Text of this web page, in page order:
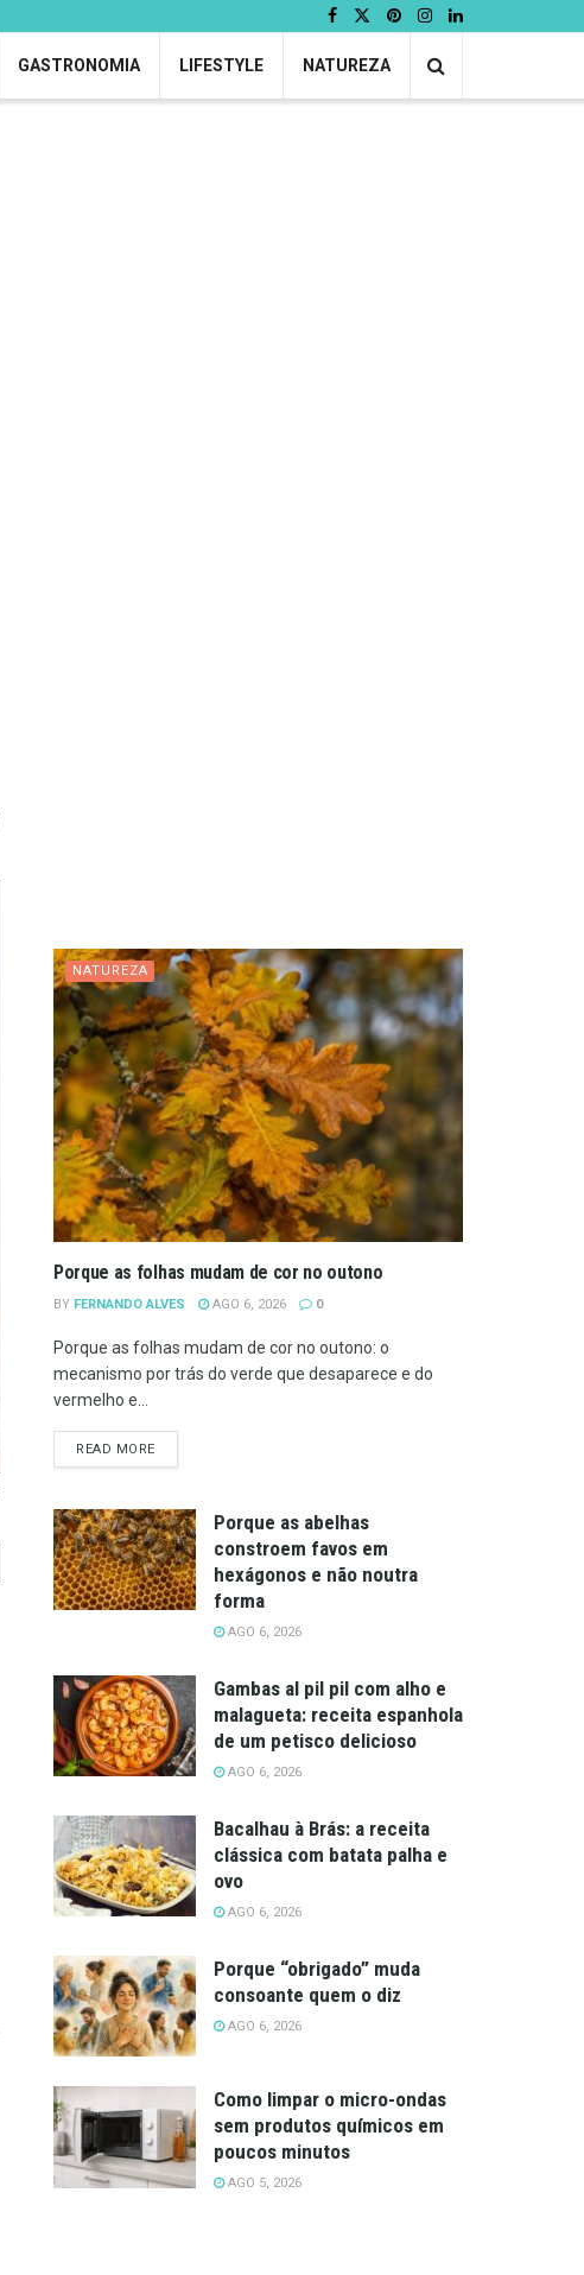
GASTRONOMIA LIFESTYLE NATUREZA
NATUREZA
Porque as folhas mudam de cor no outono
BY FERNANDO ALVES AGO 6, 2026 0
Porque as folhas mudam de cor no outono: o
mecanismo por trás do verde que desaparece e do
vermelho e...
READ MOREDETAILS
Porque as abelhas
constroem favos em
hexágonos e não noutra
forma
AGO 6, 2026
Gambas al pil pil com alho e
malagueta: receita espanhola
de um petisco delicioso
AGO 6, 2026
Bacalhau à Brás: a receita
clássica com batata palha e
ovo
AGO 6, 2026
Porque “obrigado” muda
consoante quem o diz
AGO 6, 2026
Como limpar o micro-ondas
sem produtos químicos em
poucos minutos
AGO 5, 2026